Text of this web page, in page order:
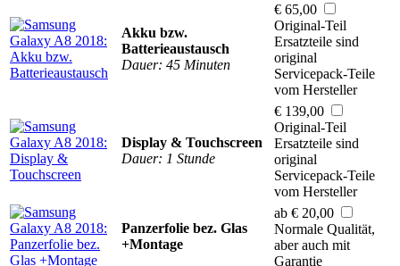
Akku bzw.
Batterieaustausch
Dauer: 45 Minuten
€ 65,00
Original-Teil
Ersatzteile sind
original
Servicepack-Teile
vom Hersteller
Display & Touchscreen
Dauer: 1 Stunde
€ 139,00
Original-Teil
Ersatzteile sind
original
Servicepack-Teile
vom Hersteller
Panzerfolie bez. Glas
+Montage
ab € 20,00
Normale Qualität,
aber auch mit
Garantie